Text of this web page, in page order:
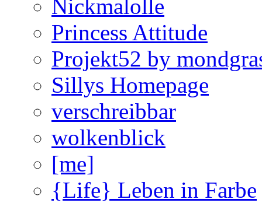
Nickmalolle
Princess Attitude
Projekt52 by
Sillys Homepage
verschreibbar
wolkenblick
[me]
{Life} Leben in Farbe